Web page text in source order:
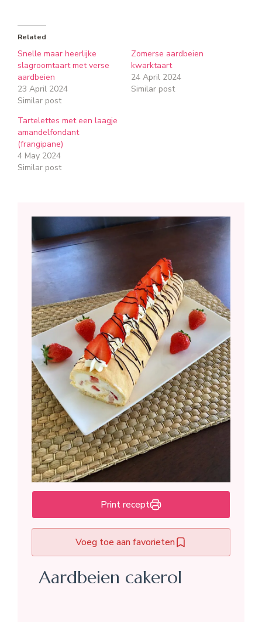
Related
Snelle maar heerlijke
slagroomtaart met verse
aardbeien
23 April 2024
Similar post
Zomerse aardbeien
kwarktaart
24 April 2024
Similar post
Tartelettes met een laagje
amandelfondant
(frangipane)
4 May 2024
Similar post
Print recept
Voeg toe aan favorieten
Aardbeien cakerol